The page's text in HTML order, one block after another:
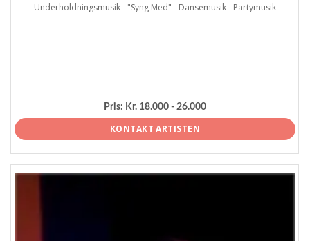
Underholdningsmusik - "Syng Med" - Dansemusik - Partymusik
Pris: Kr. 18.000 - 26.000
KONTAKT ARTISTEN